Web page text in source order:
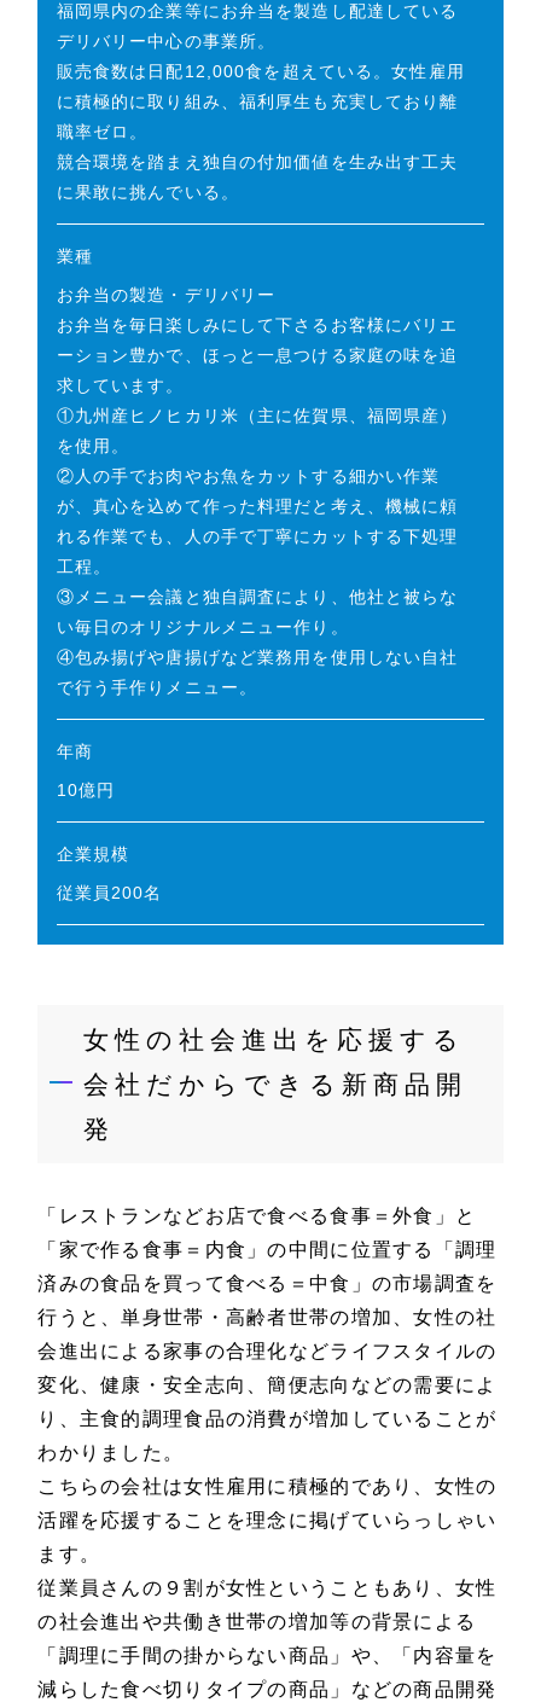
福岡県内の企業等にお弁当を製造し配達している
デリバリー中心の事業所。
販売食数は日配12,000食を超えている。女性雇用
に積極的に取り組み、福利厚生も充実しており離
職率ゼロ。
競合環境を踏まえ独自の付加価値を生み出す工夫
に果敢に挑んでいる。
業種
お弁当の製造・デリバリー
お弁当を毎日楽しみにして下さるお客様にバリエ
ーション豊かで、ほっと一息つける家庭の味を追
求しています。
①九州産ヒノヒカリ米（主に佐賀県、福岡県産）
を使用。
②人の手でお肉やお魚をカットする細かい作業
が、真心を込めて作った料理だと考え、機械に頼
れる作業でも、人の手で丁寧にカットする下処理
工程。
③メニュー会議と独自調査により、他社と被らな
い毎日のオリジナルメニュー作り。
④包み揚げや唐揚げなど業務用を使用しない自社
で行う手作りメニュー。
年商
10億円
企業規模
従業員200名
女性の社会進出を応援する
会社だからできる新商品開
発
「レストランなどお店で食べる食事＝外食」と
「家で作る食事＝内食」の中間に位置する「調理
済みの食品を買って食べる＝中食」の市場調査を
行うと、単身世帯・高齢者世帯の増加、女性の社
会進出による家事の合理化などライフスタイルの
変化、健康・安全志向、簡便志向などの需要によ
り、主食的調理食品の消費が増加していることが
わかりました。
こちらの会社は女性雇用に積極的であり、女性の
活躍を応援することを理念に掲げていらっしゃい
ます。
従業員さんの９割が女性ということもあり、女性
の社会進出や共働き世帯の増加等の背景による
「調理に手間の掛からない商品」や、「内容量を
減らした食べ切りタイプの商品」などの商品開発